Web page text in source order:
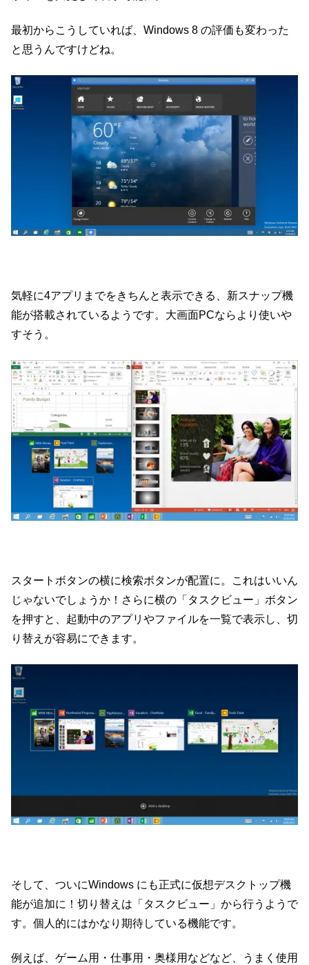
最初からこうしていれば、Windows 8 の評価も変わった
と思うんですけどね。
気軽に4アプリまでをきちんと表示できる、新スナップ機
能が搭載されているようです。大画面PCならより使いや
すそう。
スタートボタンの横に検索ボタンが配置に。これはいいん
じゃないでしょうか！さらに横の「タスクビュー」ボタン
を押すと、起動中のアプリやファイルを一覧で表示し、切
り替えが容易にできます。
そして、ついにWindows にも正式に仮想デスクトップ機
能が追加に！切り替えは「タスクビュー」から行うようで
す。個人的にはかなり期待している機能です。
例えば、ゲーム用・仕事用・奥様用などなど、うまく使用